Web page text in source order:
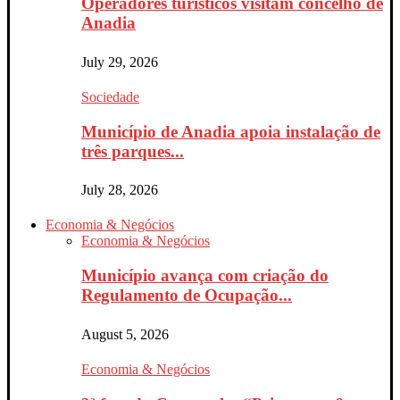
Anadia
July 29, 2026
Sociedade
Município de Anadia apoia instalação de
três parques...
July 28, 2026
Economia & Negócios
Economia & Negócios
Município avança com criação do
Regulamento de Ocupação...
August 5, 2026
Economia & Negócios